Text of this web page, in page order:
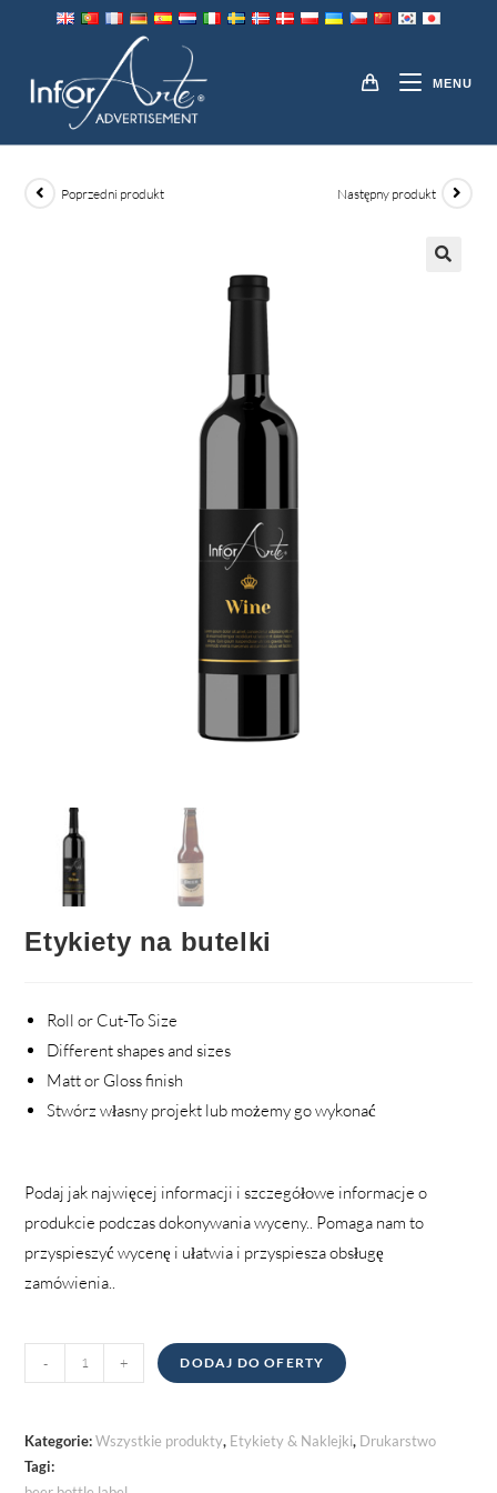
MENU
ETYKIETY NA BUTELKI
Poprzedni produkt Następny produkt
Etykiety na butelki
Roll or Cut-To Size
Different shapes and sizes
Matt or Gloss finish
Stwórz własny projekt lub możemy go wykonać
Podaj jak najwięcej informacji i szczegółowe informacje o
produkcie podczas dokonywania wyceny.. Pomaga nam to
przyspieszyć wycenę i ułatwia i przyspiesza obsługę
zamówienia..
na
quantity
- + DODAJ DO OFERTY
Kategorie:Wszystkie produkty, Etykiety & Naklejki, Drukarstwo
Tagi: